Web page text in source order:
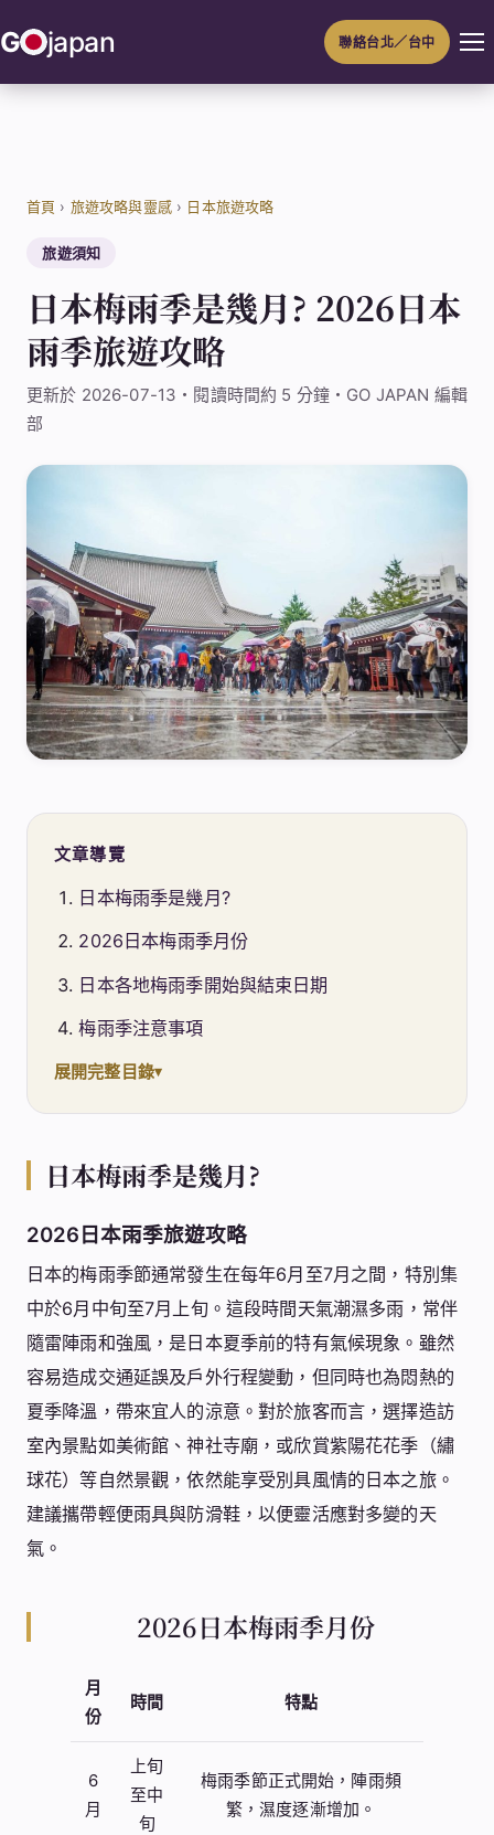
至
G japan 聯絡台北／台中
首頁 › 旅遊攻略與靈感› 日本旅遊攻略
旅遊須知
日本梅雨季是幾月? 2026日本
雨季旅遊攻略
更新於 2026-07-13・閱讀時間約 5 分鐘・GO JAPAN 編輯
部
文章導覽
日本梅雨季是幾月?
2026日本梅雨季月份
日本各地梅雨季開始與結束日期
梅雨季注意事項
展開完整目錄
日本梅雨季是幾月?
2026 日本雨季旅遊攻略
日本的梅雨季節通常發生在每年6月至7月之間，特別集
中於6月中旬至7月上旬。這段時間天氣潮濕多雨，常伴
隨雷陣雨和強風，是日本夏季前的特有氣候現象。雖然
容易造成交通延誤及戶外行程變動，但同時也為悶熱的
夏季降溫，帶來宜人的涼意。對於旅客而言，選擇造訪
室內景點如美術館、神社寺廟，或欣賞紫陽花花季（繡
球花）等自然景觀，依然能享受別具風情的日本之旅。
建議攜帶輕便雨具與防滑鞋，以便靈活應對多變的天
氣。
2026日本梅雨季月份
月
份
時間 特點
6
月
上旬
至中
旬
梅雨季節正式開始，陣雨頻
繁，濕度逐漸增加。